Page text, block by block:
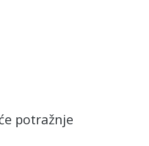
potražnje